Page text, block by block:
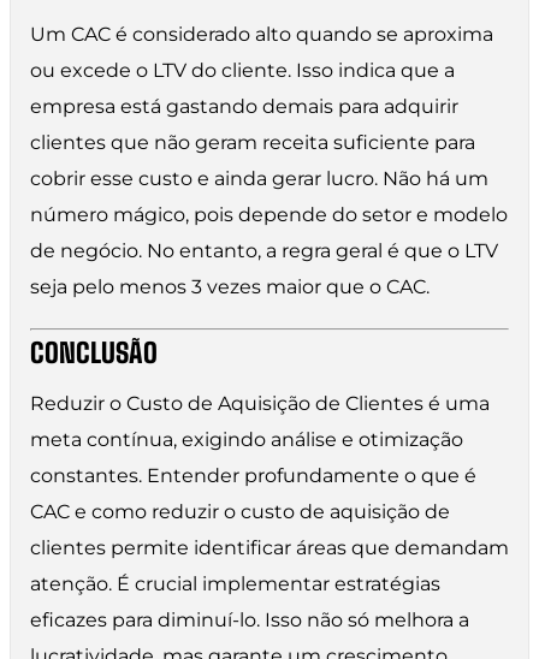
Um CAC é considerado alto quando se aproxima
ou excede o LTV do cliente. Isso indica que a
empresa está gastando demais para adquirir
clientes que não geram receita suficiente para
cobrir esse custo e ainda gerar lucro. Não há um
número mágico, pois depende do setor e modelo
de negócio. No entanto, a regra geral é que o LTV
seja pelo menos 3 vezes maior que o CAC.
CONCLUSÃO
Reduzir o Custo de Aquisição de Clientes é uma
meta contínua, exigindo análise e otimização
constantes. Entender profundamente o que é
CAC e como reduzir o custo de aquisição de
clientes permite identificar áreas que demandam
atenção. É crucial implementar estratégias
eficazes para diminuí-lo. Isso não só melhora a